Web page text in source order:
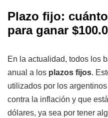
Plazo fijo:
para ganar
En la actualidad, todos los
anual a los plazos fijos.
utilizados por los
contra la inflación y que
dólares, ya sea por tener